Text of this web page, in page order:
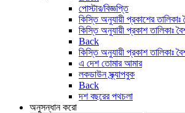
পোস্টার/বিজ্ঞপ্তি
কিস্তি অনুযায়ী প্রকাশের
কিস্তি অনুযায়ী প্রকাশ তালিকাঃ
Back
কিস্তি অনুযায়ী প্রকাশ তালিকাঃ
এ দেশ তোমার আমার
লকডাউন স্ক্র্যাপবুক
Back
দশ বছরের পথচলা
অনুসন্ধান করো